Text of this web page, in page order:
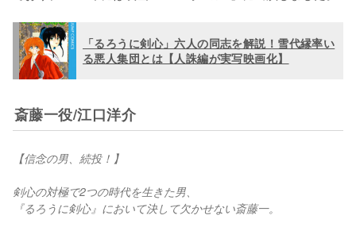
「るろうに剣心」六人の同志を解説！雪代縁率い
る悪人集団とは【人誅編が実写映画化】
斎藤一役/江口洋介
【信念の男、続投！】
剣心の対極で2つの時代を生きた男、
『るろうに剣心』において決して欠かせない斎藤一。